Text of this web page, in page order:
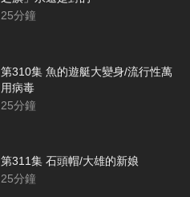
25分鐘
第310集 魚的遊艇大變身/流行性萬
用病毒
25分鐘
第311集 石頭帽/大雄的新娘
25分鐘